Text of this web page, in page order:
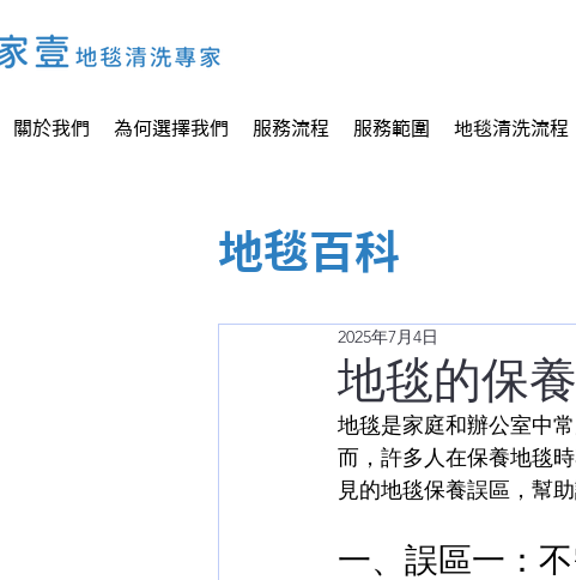
關於我們 為何選擇我們 服務流程 服務範圍 地毯清洗流程
地毯百科
地毯的保
2025年7月4日
地毯是家庭和辦公室中
而，許多人在保養地毯
見的地毯保養誤區，幫
一、誤區一：